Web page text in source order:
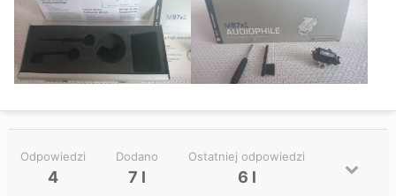
Odpowiedzi
4
Dodano
7 l
Ostatniej odpowiedzi
6 l